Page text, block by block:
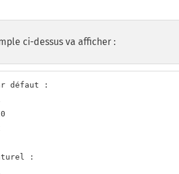
ci-dessus va afficher :
défaut :
: